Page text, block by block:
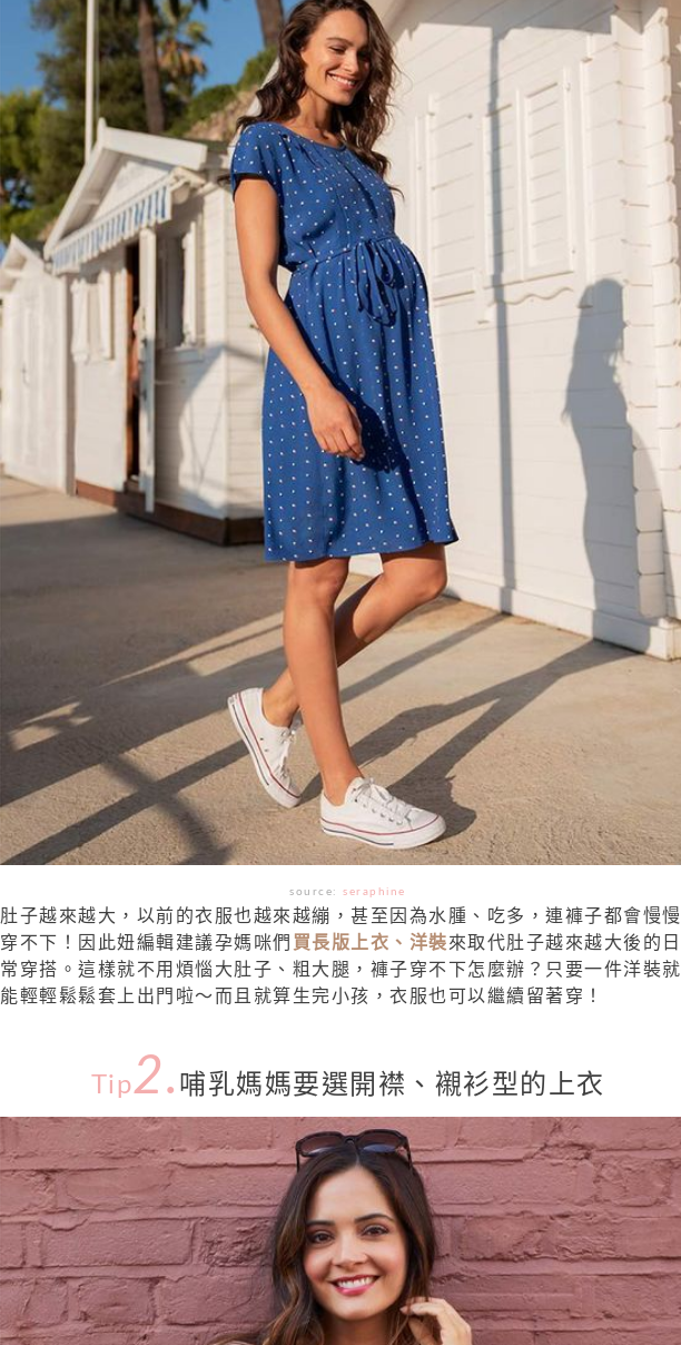
source:seraphine
肚子越來越大，以前的衣服也越來越繃，甚至因為水腫、吃多，連褲子都會慢慢
穿不下！因此妞編輯建議孕媽咪們 買長版上衣、洋裝來取代肚子越來越大後的日
常穿搭。這樣就不用煩惱大肚子、粗大腿，褲子穿不下怎麼辦？只要一件洋裝就
能輕輕鬆鬆套上出門啦～而且就算生完小孩，衣服也可以繼續留著穿！
Tip2. 哺乳媽媽要選開襟、襯衫型的上衣